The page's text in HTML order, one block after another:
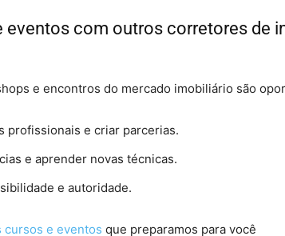
eventos com outros corretores de
e encontros do mercado imobiliário são
profissionais e criar parcerias.
e aprender novas técnicas.
e autoridade.
cursos e eventos que preparamos para você